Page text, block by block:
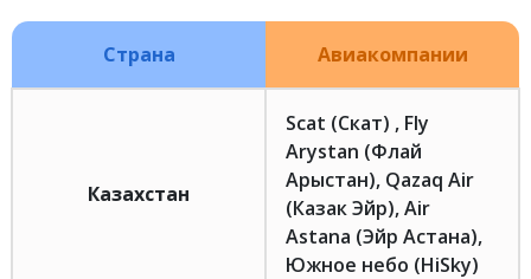
Страна Авиакомпании
Казахстан
Scat (Скат) , Fly
Arystan (Флай
Арыстан), Qazaq Air
(Казак Эйр), Air
Astana (Эйр Астана),
Южное небо (HiSky)